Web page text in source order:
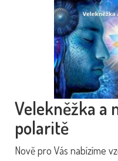
Velekněžka a
polaritě
Nově pro Vás nabízíme